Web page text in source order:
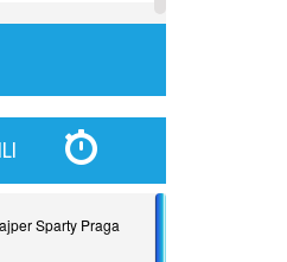
Sparty Praga